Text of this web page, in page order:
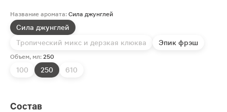
Название аромата: Сила джунглей
Сила джунглей
Тропический микс и дерзкая клюква
Эпик фрэш
Объем, мл: 250
100 250 610
Состав